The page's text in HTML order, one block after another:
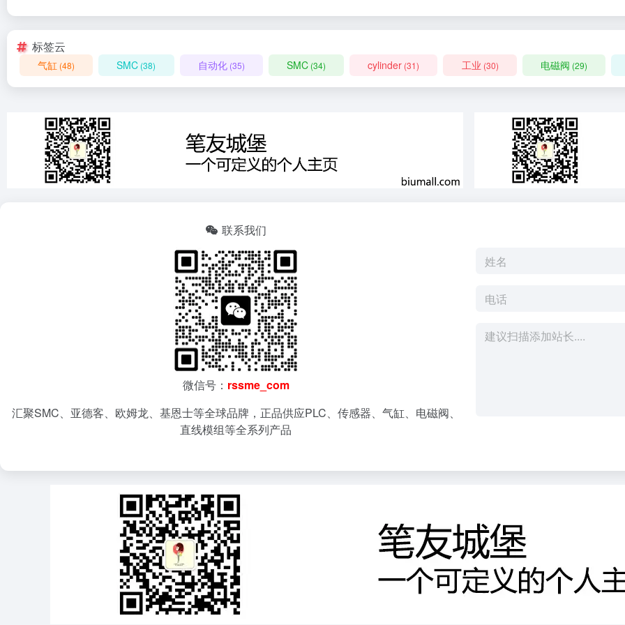
标签云
气缸 (48) SMC (38) 自动化(35) SMC (34) cylinder (31) 工业 (30) 电磁阀 (29)
联系我们
微信号： rssme_com
汇聚SMC、亚德客、欧姆龙、基恩士等全球品牌，正品供应PLC、传感器、气缸、电磁阀、
直线模组等全系列产品